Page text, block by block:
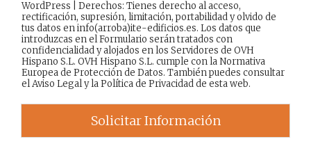
WordPress | Derechos: Tienes derecho al acceso,
rectificación, supresión, limitación, portabilidad y olvido de
tus datos en info(arroba)ite-edificios.es. Los datos que
introduzcas en el Formulario serán tratados con
confidencialidad y alojados en los Servidores de OVH
Hispano S.L. OVH Hispano S.L. cumple con la Normativa
Europea de Protección de Datos. También puedes consultar
elAviso Legaly laPolítica de Privacidadde esta web.
Solicitar Información